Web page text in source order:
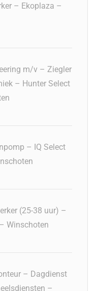
– Ekoplaza –
m/v – Ziegler
– Hunter Select
– IQ Select
(25-38 uur) –
Winschoten
– Dagdienst
–